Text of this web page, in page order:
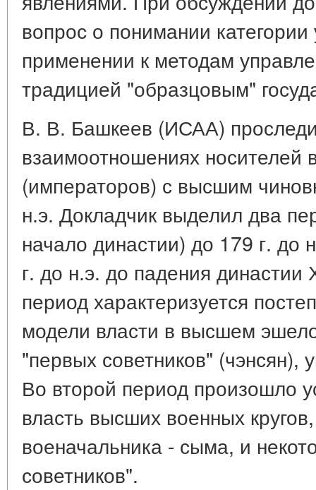
вопрос о понимании
применении к методам
традицией "образцовым"
В. В. Башкеев (ИСАА)
взаимоотношениях носителей
(императоров) с высшим
н.э. Докладчик выделил два
начало династии) до 179 г. до
г. до н.э. до падения
период характеризуется
модели власти в высшем
"первых советников" (чэнсян),
Во второй период произошло
власть высших военных
военачальника - сыма, и
советников".